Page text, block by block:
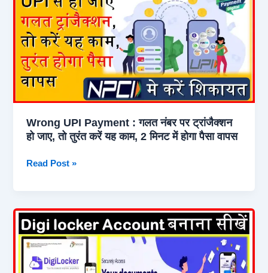
शाला
दर्पण,
School
&
Staff
Login
Wrong UPI Payment : गलत नंबर पर ट्रांजैक्शन
हो जाए, तो तुरंत करें यह काम, 2 मिनट में होगा पैसा वापस
Wrong
:
गलत
नंबर
पर
ट्रांजैक्शन
Read Post »